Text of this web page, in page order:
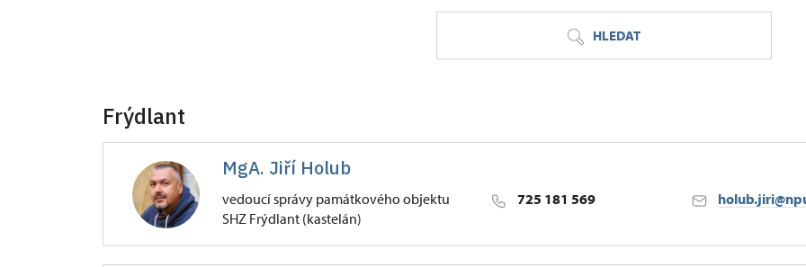
HLEDAT
Frýdlant
MgA. Jiří Holub
vedoucí správy památkového objektu
SHZ Frýdlant (kastelán)
725 181 569